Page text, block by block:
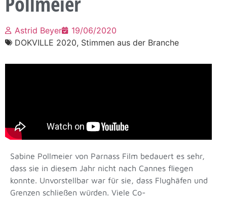
Astrid Beyer
19/06/2020
DOKVILLE 2020, Stimmen aus der Branche
Sabine Pollmeier von Parnass Film bedauert es sehr,
dass sie in diesem Jahr nicht nach Cannes fliegen
konnte. Unvorstellbar war für sie, dass Flughäfen und
Grenzen schließen würden. Viele Co-